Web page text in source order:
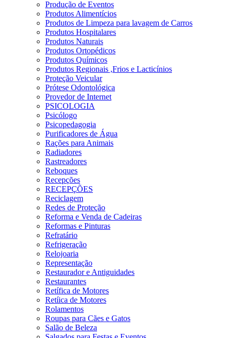
Produção de Eventos
Produtos Alimentícios
Produtos de Limpeza para lavagem de Carros
Produtos Hospitalares
Produtos Naturais
Produtos Ortopédicos
Produtos Químicos
Produtos Regionais ,Frios e Lacticínios
Proteção Veicular
Prótese Odontológica
Provedor de Internet
PSICOLOGIA
Psicólogo
Psicopedagogia
Purificadores de Água
Rações para Animais
Radiadores
Rastreadores
Reboques
Recepções
RECEPÇÕES
Reciclagem
Redes de Proteção
Reforma e Venda de Cadeiras
Reformas e Pinturas
Refratário
Refrigeração
Relojoaria
Representação
Restaurador e Antiguidades
Restaurantes
Retífica de Motores
Retíica de Motores
Rolamentos
Roupas para Cães e Gatos
Salão de Beleza